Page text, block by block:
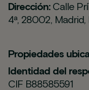
Dirección:Calle
4ª, 28002, Madrid,
Propiedades
Identidad del
CIF B88585591